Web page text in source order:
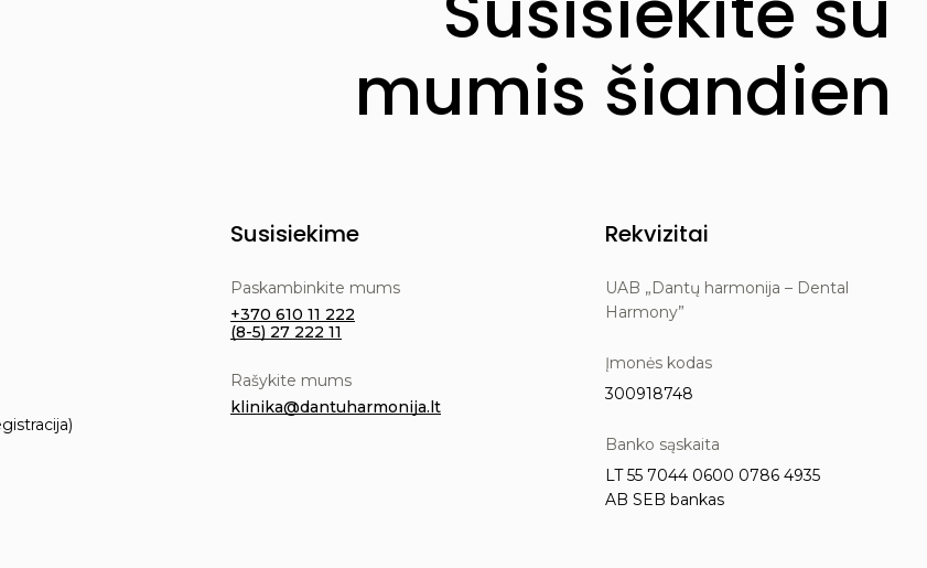
mumis šiandien
Susisiekime
Paskambinkite mums
+370 610 11 222
(8-5) 27 222 11
Rašykite mums
klinika@dantuharmonija.lt
Rekvizitai
UAB „Dantų harmonija – Dental
Harmony”
Įmonės kodas
300918748
Banko sąskaita
LT 55 7044 0600 0786 4935
AB SEB bankas